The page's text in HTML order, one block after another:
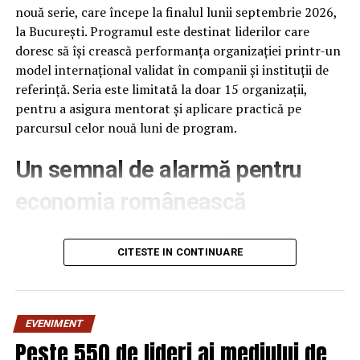
Locul I –Banciu George– jucator in scaun rulant, aflat
la al patrulea titlu consecutiv;
Locul II – Toader Nicusor;
Locul III – Gazdaru Marin;
nouă serie, care începe la finalul lunii septembrie 2026,
la București. Programul este destinat liderilor care
doresc să își crească performanța organizației printr-un
model internațional validat în companii și instituții de
referință. Seria este limitată la doar 15 organizații,
pentru a asigura mentorat și aplicare practică pe
parcursul celor nouă luni de program.
Un semnal de alarmă pentru
economia românească
Clasamentul anual publicat de Institute for
Management Development (IMD), la 18 iunie 2026,
analizate, cu 12 poziții mai jos decât în anul anterior –
cea mai abruptă cădere din ultimii patru ani. România se
află acum în urma Poloniei (locul 41), Ungariei (51) și
Bulgariei (56), fiind urmată îndeaproape doar de Mexic și
CITESTE IN CONTINUARE
EVENIMENT